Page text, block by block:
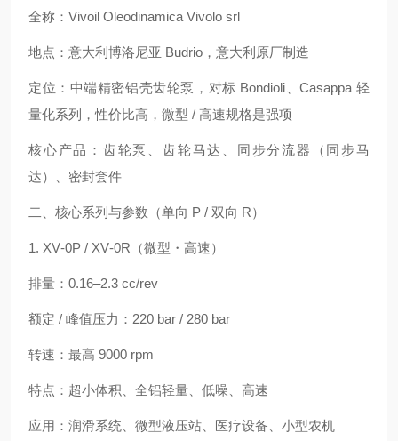
全称：Vivoil Oleodinamica Vivolo srl
地点：意大利博洛尼亚 Budrio，意大利原厂制造
定位：中端精密铝壳齿轮泵，对标 Bondioli、Casappa 轻
量化系列，性价比高，微型 / 高速规格是强项
核心产品：齿轮泵、齿轮马达、同步分流器（同步马
达）、密封套件
二、核心系列与参数（单向 P / 双向 R）
1. XV‑0P / XV‑0R（微型・高速）
排量：0.16–2.3 cc/rev
额定 / 峰值压力：220 bar / 280 bar
转速：最高 9000 rpm
特点：超小体积、全铝轻量、低噪、高速
应用：润滑系统、微型液压站、医疗设备、小型农机